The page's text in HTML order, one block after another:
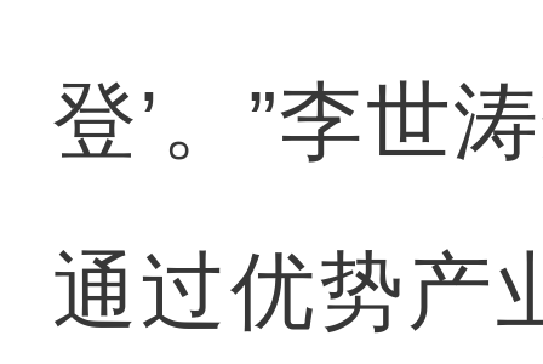
登’。”李世
通过优势产